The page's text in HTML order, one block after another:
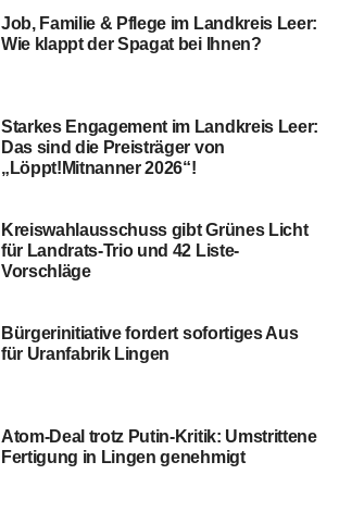
Job, Fami­lie & Pfle­ge im Land­kreis Leer:
Wie klappt der Spa­gat bei Ihnen?
Star­kes Enga­ge­ment im Land­kreis Leer:
Das sind die Preis­trä­ger von
„Löppt!Mitnanner 2026“!
Kreis­wahl­aus­schuss gibt Grü­nes Licht
für Land­rats-Trio und 42 Liste-
Vorschläge
Bür­ger­initia­ti­ve for­dert sofor­ti­ges Aus
für Uranfa­brik Lingen
Atom-Deal trotz Putin-Kri­tik: Umstrit­te­ne
Fer­ti­gung in Lin­gen genehmigt